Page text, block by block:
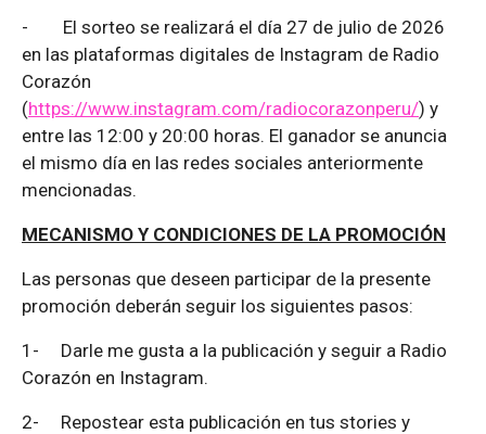
- El sorteo se realizará el día 27 de julio de 2026
en las plataformas digitales de Instagram de Radio
Corazón
(https://www.instagram.com/radiocorazonperu/) y
entre las 12:00 y 20:00 horas. El ganador se anuncia
el mismo día en las redes sociales anteriormente
mencionadas.
MECANISMO Y CONDICIONES DE LA PROMOCIÓN
Las personas que deseen participar de la presente
promoción deberán seguir los siguientes pasos:
1- Darle me gusta a la publicación y seguir a Radio
Corazón en Instagram.
2- Repostear esta publicación en tus stories y